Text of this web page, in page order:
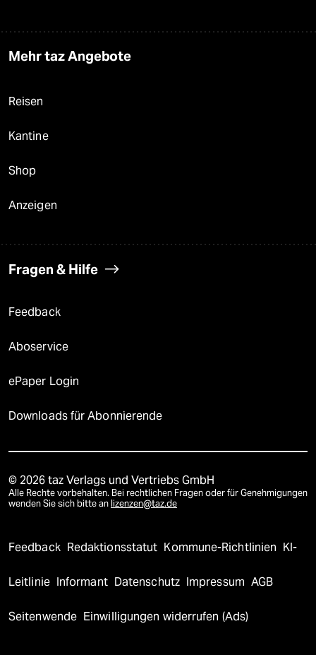
Mehr taz Angebote
Reisen
Kantine
Shop
Anzeigen
Fragen & Hilfe
Feedback
Aboservice
ePaper Login
Downloads für Abonnierende
© 2026 taz Verlags und Vertriebs GmbH
Alle Rechte vorbehalten. Bei rechtlichen Fragen oder für Genehmigungen
wenden Sie sich bitte an lizenzen@taz.de
Feedback Redaktionsstatut Kommune-Richtlinien KI-
Leitlinie Informant Datenschutz Impressum AGB
Seitenwende Einwilligungen widerrufen (Ads)